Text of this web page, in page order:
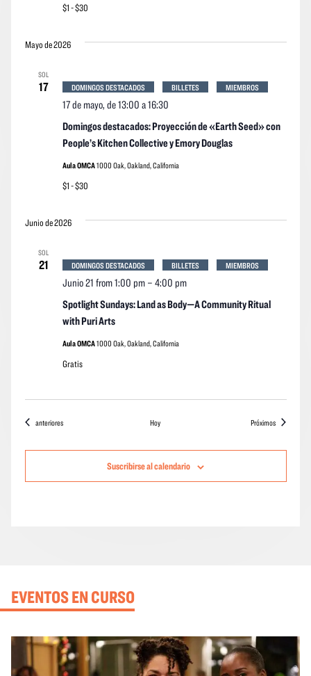
$1 - $30
Mayo de 2026
SOL
17
Domingos destacados: Proyección de «Earth Seed» con
People’s Kitchen Collective y Emory Douglas
17 de mayo, de 13:00 a16:30
DOMINGOS DESTACADOS BILLETES MIEMBROS
Aula OMCA1000 Oak, Oakland, California
$1 - $30
Junio de 2026
SOL
21
Spotlight Sundays: Land as Body—A Community Ritual
with Puri Arts
Junio 21 from 1:00 pm– 4:00 pm
DOMINGOS DESTACADOS BILLETES MIEMBROS
Aula OMCA1000 Oak, Oakland, California
Gratis
Eventos
anteriores Hoy Próximoseventos
Suscribirse al calendario
EVENTOS EN CURSO